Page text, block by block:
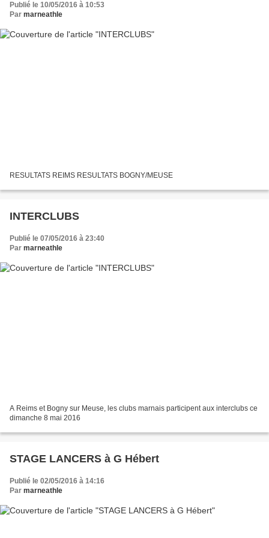
Publié le 10/05/2016 à 10:53
Par marneathle
RESULTATS REIMS RESULTATS BOGNY/MEUSE
INTERCLUBS
Publié le 07/05/2016 à 23:40
Par marneathle
A Reims et Bogny sur Meuse, les clubs marnais participent aux interclubs ce
dimanche 8 mai 2016
STAGE LANCERS à G Hébert
Publié le 02/05/2016 à 14:16
Par marneathle